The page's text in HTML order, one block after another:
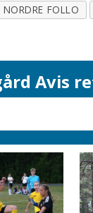
NORDRE FOLLO
Avis